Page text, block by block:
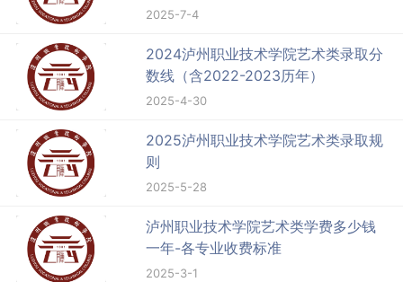
2025-7-4
2024泸州职业技术学院艺术类录取分
数线（含2022-2023历年）
2025-4-30
2025泸州职业技术学院艺术类录取规
则
2025-5-28
泸州职业技术学院艺术类学费多少钱
一年-各专业收费标准
2025-3-1